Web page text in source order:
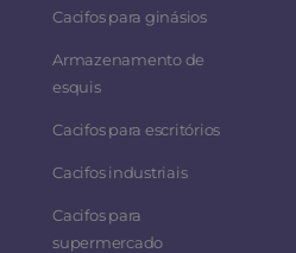
Cacifos para ginásios
Armazenamento de
esquis
Cacifos para escritórios
Cacifos industriais
Cacifos para
supermercado